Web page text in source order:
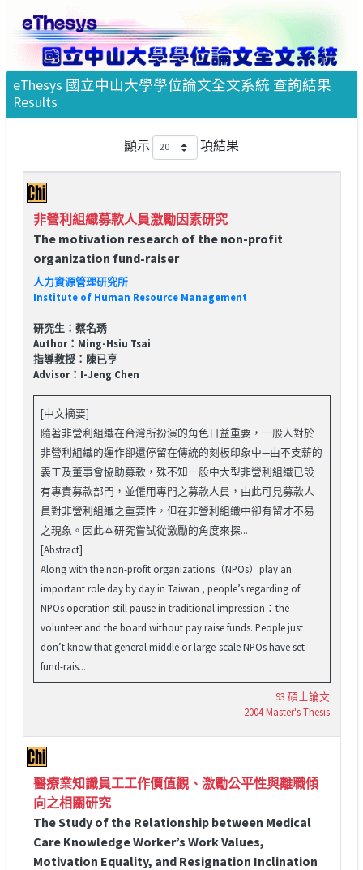
eThesys 國立中山大學學位論文全文系統 查詢結果
Results
顯示 項結果
非營利組織募款人員激勵因素研究
The motivation research of the non-profit
organization fund-raiser
人力資源管理研究所
Institute of Human Resource Management
研究生：蔡名琇
Author：Ming-Hsiu Tsai
指導教授：陳已亨
Advisor：I-Jeng Chen
[中文摘要]
隨著非營利組織在台灣所扮演的角色日益重要，一般人對於
非營利組織的運作卻還停留在傳統的刻板印象中—由不支薪的
義工及董事會協助募款，殊不知一般中大型非營利組織已設
有專責募款部門，並僱用專門之募款人員，由此可見募款人
員對非營利組織之重要性，但在非營利組織中卻有留才不易
之現象。因此本研究嘗試從激勵的角度來探...
[Abstract]
Along with the non-profit organizations（NPOs）play an
important role day by day in Taiwan , people’s regarding of
NPOs operation still pause in traditional impression：the
volunteer and the board without pay raise funds. People just
don’t know that general middle or large-scale NPOs have set
fund-rais...
93 碩士論文
2004 Master's Thesis
醫療業知識員工工作價值觀、激勵公平性與離職傾
向之相關研究
The Study of the Relationship between Medical
Care Knowledge Worker’s Work Values,
Motivation Equality, and Resignation Inclination